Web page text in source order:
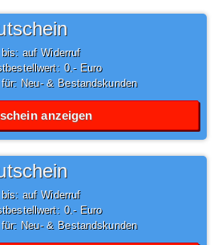
auf Widerruf
0,- Euro
Neu- & Bestandskunden
anzeigen
auf Widerruf
0,- Euro
Neu- & Bestandskunden